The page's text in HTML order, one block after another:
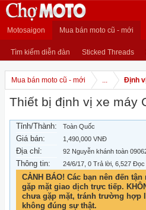
Motosaigon Mua bán moto cũ - mới
Tìm kiếm diễn đàn Sticked Threads
Mua bán moto cũ - mới ... Định
Thiết bị định vị xe máy
Tỉnh/Thành: Toàn Quốc
Giá bán: 1,490,000 VNĐ
Địa chỉ: 92 Nguyễn khánh toàn
Thông tin: 24/6/17 , 0 Trả lời, 6,527 Đọc
CẢNH BÁO! Các bạn nên đến
gặp mặt giao dịch trực tiếp.
chưa gặp mặt, tránh trường hợp
không đúng sự thật.